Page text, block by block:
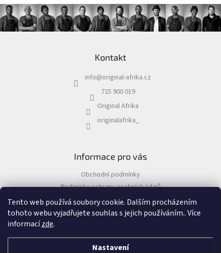
Tento web používá soubory cookie. Dalším procházením
tohoto webu vyjadřujete souhlas s jejich používáním.. Více
informacízde.
Nastavení
Kontakt
info@original-afrika.cz
725 900 019
Original Afrika
originalafrika_
Informace pro vás
Obchodní podmínky
Podmínky ochrany osobních údajů